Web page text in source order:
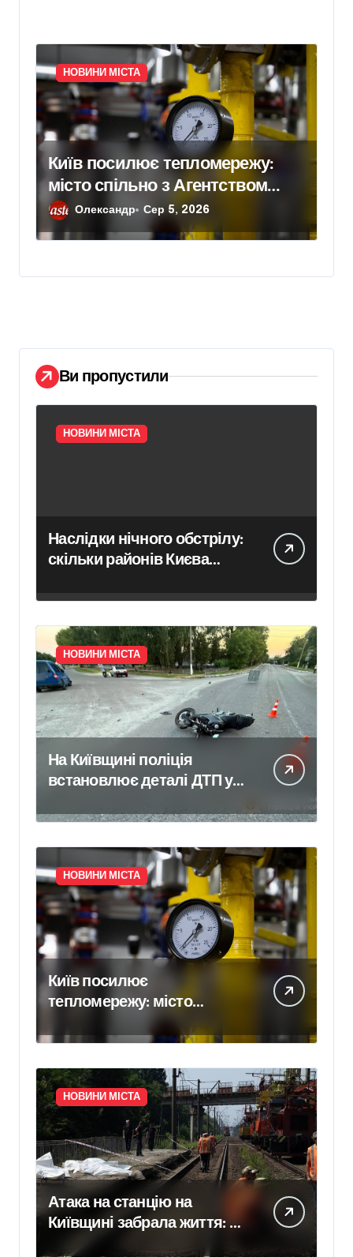
НОВИНИ МІСТА
Київ посилює тепломережу:
місто спільно з Агентством
відновлення законтрактували
резервні потужності понад 1,5
Олександр Сер 5, 2026
Ви пропустили
НОВИНИ МІСТА
Наслідки нічного обстрілу:
скільки районів Києва
НОВИНИ МІСТА
На Київщині поліція
встановлює деталі ДТП у
травмувалися двоє дітей
НОВИНИ МІСТА
Київ посилює
тепломережу: місто
спільно з Агентством
відновлення
потужності понад 1,5 ГВт
НОВИНИ МІСТА
Атака на станцію на
Київщині забрала життя: в